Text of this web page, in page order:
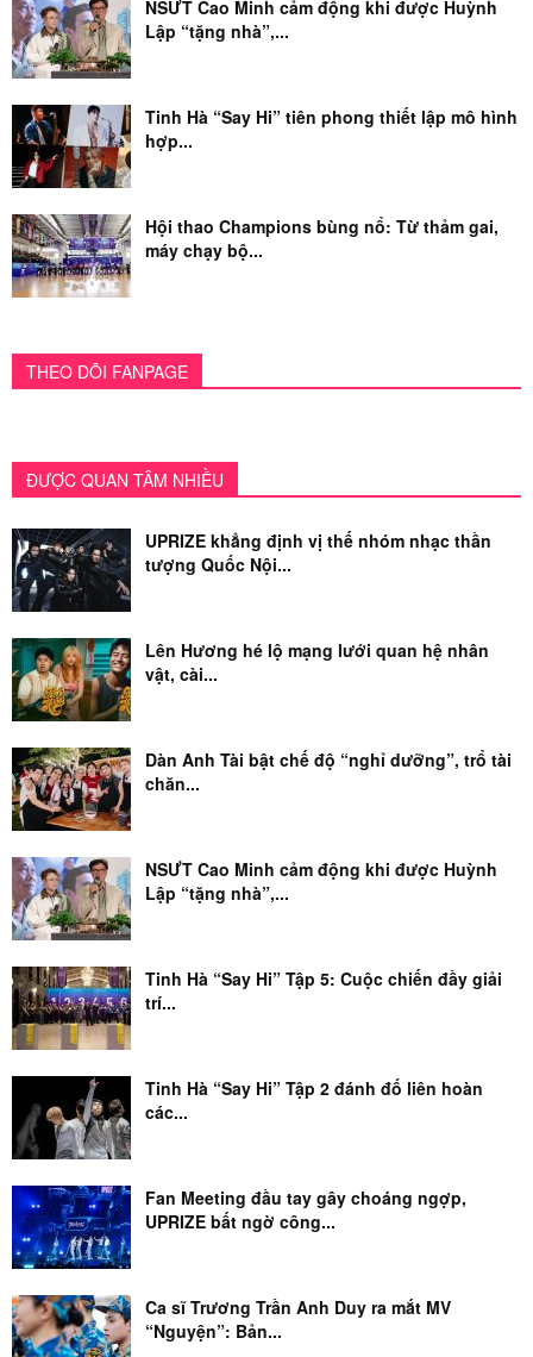
NSƯT Cao Minh cảm động khi được Huỳnh
Lập “tặng nhà”,...
Tinh Hà “Say Hi” tiên phong thiết lập mô hình
hợp...
Hội thao Champions bùng nổ: Từ thảm gai,
máy chạy bộ...
THEO DÕI FANPAGE
ĐƯỢC QUAN TÂM NHIỀU
UPRIZE khẳng định vị thế nhóm nhạc thần
tượng Quốc Nội...
Lên Hương hé lộ mạng lưới quan hệ nhân
vật, cài...
Dàn Anh Tài bật chế độ “nghỉ dưỡng”, trổ tài
chăn...
NSƯT Cao Minh cảm động khi được Huỳnh
Lập “tặng nhà”,...
Tinh Hà “Say Hi” Tập 5: Cuộc chiến đầy giải
trí...
Tinh Hà “Say Hi” Tập 2 đánh đố liên hoàn
các...
Fan Meeting đầu tay gây choáng ngợp,
UPRIZE bất ngờ công...
Ca sĩ Trương Trần Anh Duy ra mắt MV
“Nguyện”: Bản...